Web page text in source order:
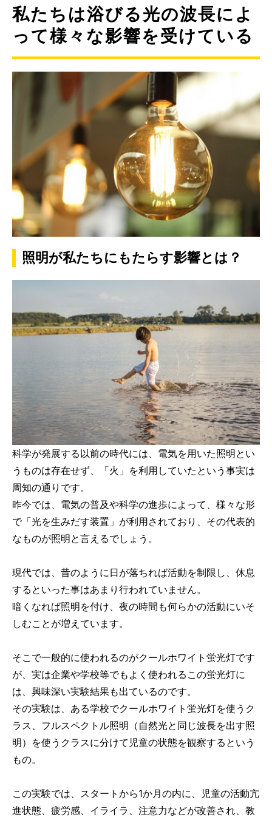
私たちは浴びる光の波長によ
って様々な影響を受けている
照明が私たちにもたらす影響とは？
科学が発展する以前の時代には、電気を用いた照明とい
うものは存在せず、「火」を利用していたという事実は
周知の通りです。
昨今では、電気の普及や科学の進歩によって、様々な形
で「光を生みだす装置」が利用されており、その代表的
なものが照明と言えるでしょう。
現代では、昔のように日が落ちれば活動を制限し、休息
するといった事はあまり行われていません。
暗くなれば照明を付け、夜の時間も何らかの活動にいそ
しむことが増えています。
そこで一般的に使われるのがクールホワイト蛍光灯です
が、実は企業や学校等でもよく使われるこの蛍光灯に
は、興味深い実験結果も出ているのです。
その実験は、ある学校でクールホワイト蛍光灯を使うク
ラス、フルスペクトル照明（自然光と同じ波長を出す照
明）を使うクラスに分けて児童の状態を観察するという
もの。
この実験では、スタートから1か月の内に、児童の活動亢
進状態、疲労感、イライラ、注意力などが改善され、教